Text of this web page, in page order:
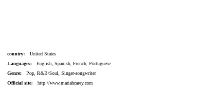
country:
United States
Languages:
English, Spanish, French, Portuguese
Genre:
Pop, R&B/Soul, Singer-songwriter
Official site:
http://www.mariahcarey.com